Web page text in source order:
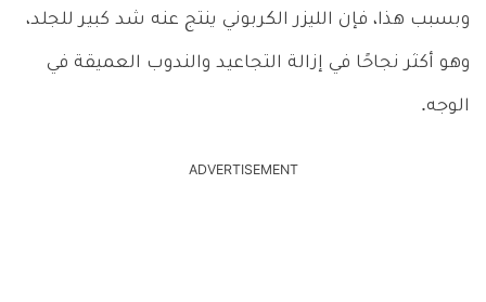
وبسبب هذا، فإن الليزر الكربوني ينتج عنه شد كبير للجلد،
وهو أكثر نجاحًا في إزالة التجاعيد والندوب العميقة في
الوجه.
ADVERTISEMENT